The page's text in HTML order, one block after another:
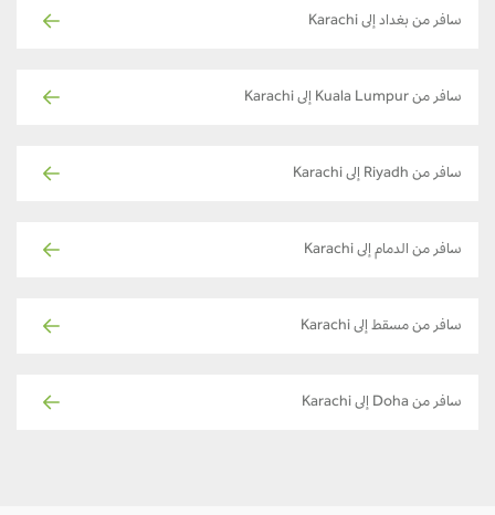
سافر من بغداد إلى Karachi
سافر من Kuala Lumpur إلى Karachi
سافر من Riyadh إلى Karachi
سافر من الدمام إلى Karachi
سافر من مسقط إلى Karachi
سافر من Doha إلى Karachi